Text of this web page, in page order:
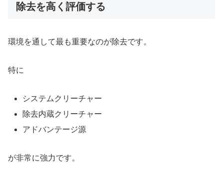
除去を高く評価する
環境を通して最も重要なのが除去です。
特に
システムクリーチャー
除去内蔵クリーチャー
アドバンテージ源
が非常に強力です。